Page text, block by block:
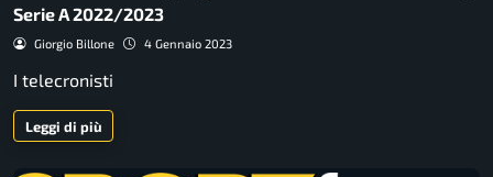
Serie A 2022/2023
Giorgio Billone 4 Gennaio 2023
I telecronisti
Leggi di più